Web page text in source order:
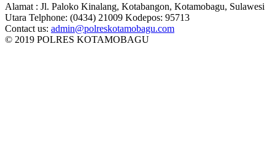
Alamat : Jl. Paloko Kinalang, Kotabangon, Kotamobagu, Sulawesi
Utara Telphone: (0434) 21009 Kodepos: 95713
Contact us: admin@polreskotamobagu.com
© 2019 POLRES KOTAMOBAGU